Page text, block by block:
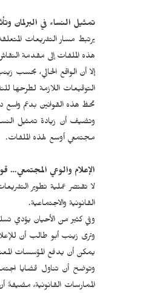
تمثيل النساء في البرلمان
يرتبط مسار التشريعات
هذه الملفات إلى مقدمة
إلا أن الواقع الحالي، بحسب
التوقيعات اللازمة لطرحها
تحظ هذه القوانين بدعم
وتضيف أن زيادة تمثيل
مجتمعي أوسع لهذه الملفات.
الإعلام والوعي
لا تقتصر عملية تطوير
القانونية والاجتماعية.
وفي كثير من الأحيان يؤدي
وترى زينب أبو طالب أن
يمكن أن يدفع المؤسسات
وتوضح أن تناول قضايا
الممارسات القانونية، مضيفةً